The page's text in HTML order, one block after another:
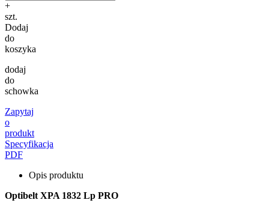
+
szt.
Dodaj
do
koszyka
dodaj
do
schowka
Zapytaj
o
produkt
Specyfikacja
PDF
Opis produktu
Optibelt XPA 1832 Lp PRO